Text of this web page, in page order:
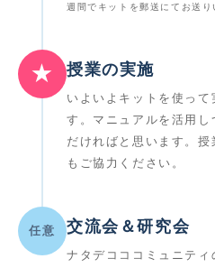
週間でキットを郵送にてお送り
★ 授業の実施
いよいよキットを使っ
す。マニュアルを活用
だければと思います。
もご協力ください。
任意 交流会＆研究会
ナタデコココミュニテ